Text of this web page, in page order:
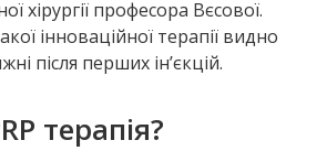
хірургії професора Вєсової.
інноваційної терапії видно
після перших ін’єкцій.
терапія?